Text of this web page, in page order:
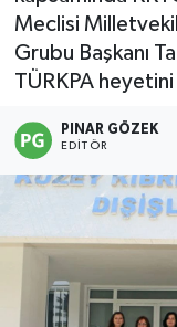
Meclisi
Grubu Başkanı
TÜRKPA
PINAR GÖZEK
EDITÖR